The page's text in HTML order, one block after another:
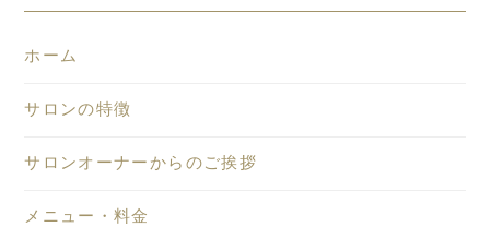
ホーム
サロンの特徴
サロンオーナーからのご挨拶
メニュー・料金